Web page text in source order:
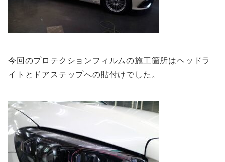
今回のプロテクションフィルムの施工箇所はヘッドラ
イトとドアステップへの貼付けでした。